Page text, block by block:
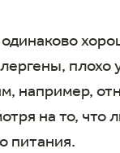
плохо
например,
на то, что
питания.